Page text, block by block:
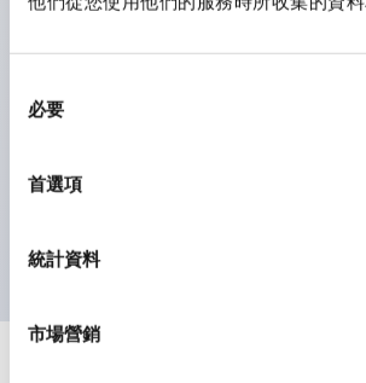
必要
首選項
統計資料
市場營銷
需分色管理的 LED 燈泡，如今可用單
顏色。
可清楚辨識正方平頭形指示燈的亮燈/
符合 ISO 3864-4 安全色規範：在危